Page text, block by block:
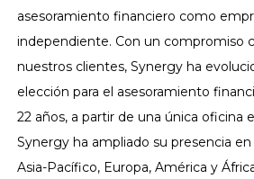
asesoramiento financiero como
independiente. Con un compromiso
nuestros clientes, Synergy ha
elección para el asesoramiento
22 años, a partir de una única oficina
Synergy ha ampliado su presencia
Asia-Pacífico, Europa, América y